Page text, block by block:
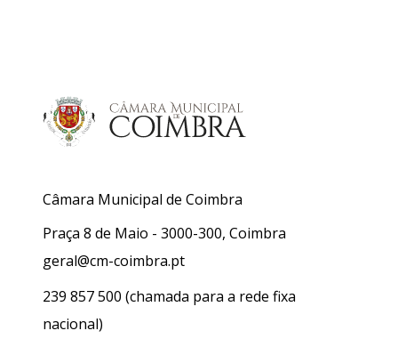
Câmara Municipal de Coimbra
Praça 8 de Maio - 3000-300, Coimbra
geral@cm-coimbra.pt
239 857 500 (chamada para a rede fixa
nacional)